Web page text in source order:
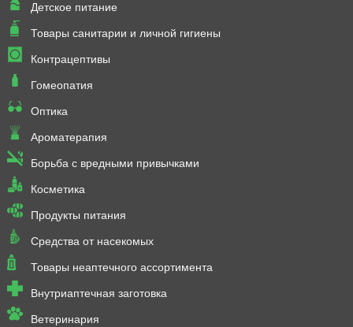
Детское питание
Товары санитарии и личной гигиены
Контрацептивы
Гомеопатия
Оптика
Ароматерапия
Борьба с вредными привычками
Косметика
Продукты питания
Средства от насекомых
Товары неаптечного ассортимента
Внутриаптечная заготовка
Ветеринария